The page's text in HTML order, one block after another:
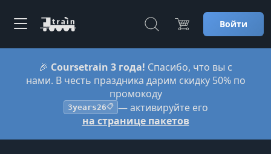
Войти
🎉 Coursetrain 3 года! Спасибо, что вы с
нами. В честь праздника дарим скидку 50% по
промокоду
3years26📋 — активируйте его
на странице пакетов